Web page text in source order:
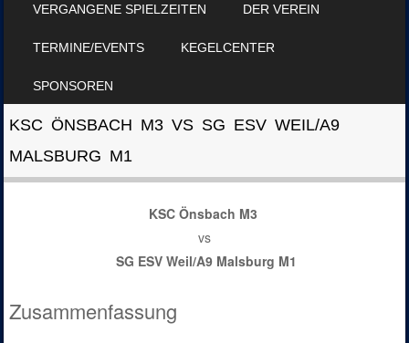
VERGANGENE SPIELZEITEN DER VEREIN
TERMINE/EVENTS KEGELCENTER
SPONSOREN
KSC ÖNSBACH M3 VS SG ESV WEIL/A9
MALSBURG M1
KSC Önsbach M3
vs
SG ESV Weil/A9 Malsburg M1
Zusammenfassung